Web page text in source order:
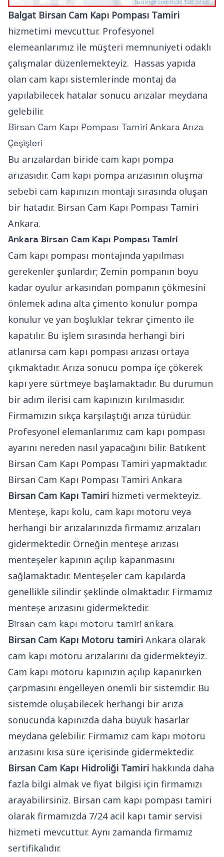
Balgat Birsan Cam Kapı Pompası Tamiri
hizmetimi mevcuttur. Profesyonel
elemeanlarımız ile müşteri memnuniyeti odaklı
çalışmalar düzenlemekteyiz. Hassas yapıda
olan cam kapı sistemlerinde montaj da
yapılabilecek hatalar sonucu arızalar meydana
gelebilir.
Birsan Cam Kapı Pompası Tamiri Ankara Arıza
Çeşişleri
Bu arızalardan biride cam kapı pompa
arızasıdır. Cam kapı pompa arızasının oluşma
sebebi cam kapınızın montajı sırasında oluşan
bir hatadır. Birsan Cam Kapı Pompası Tamiri
Ankara.
Ankara Birsan Cam Kapı Pompası Tamiri
Cam kapı pompası montajında yapılması
gerekenler şunlardır; Zemin pompanın boyu
kadar oyulur arkasından pompanın çökmesini
önlemek adına alta çimento konulur pompa
konulur ve yan boşluklar tekrar çimento ile
kapatılır. Bu işlem sırasında herhangi biri
atlanırsa cam kapı pompası arızası ortaya
çıkmaktadır. Arıza sonucu pompa içe çökerek
kapı yere sürtmeye başlamaktadır. Bu durumun
bir adım ilerisi cam kapınızın kırılmasıdır.
Firmamızın sıkça karşılaştığı arıza türüdür.
Profesyonel elemanlarımız cam kapı pompası
ayarını nereden nasıl yapacağını bilir. Batıkent
Birsan Cam Kapı Pompası Tamiri yapmaktadır.
Birsan Cam Kapı Pompası Tamiri Ankara
Birsan Cam Kapı Tamiri hizmeti vermekteyiz.
Menteşe, kapı kolu, cam kapı motoru veya
herhangi bir arızalarınızda firmamız arızaları
gidermektedir. Örneğin menteşe arızası
menteşeler kapının açılıp kapanmasını
sağlamaktadır. Menteşeler cam kapılarda
genellikle silindir şeklinde olmaktadır. Firmamız
menteşe arızasını gidermektedir.
Birsan cam kapı motoru tamiri ankara
Birsan Cam Kapı Motoru tamiri Ankara olarak
cam kapı motoru arızalarını da gidermekteyiz.
Cam kapı motoru kapınızın açılıp kapanırken
çarpmasını engelleyen önemli bir sistemdir. Bu
sistemde oluşabilecek herhangi bir arıza
sonucunda kapınızda daha büyük hasarlar
meydana gelebilir. Firmamız cam kapı motoru
arızasını kısa süre içerisinde gidermektedir.
Birsan Cam Kapı Hidroliği Tamiri hakkında daha
fazla bilgi almak ve fiyat bilgisi için firmamızı
arayabilirsiniz. Birsan cam kapı pompası tamiri
olarak firmamızda 7/24 acil kapı tamir servisi
hizmeti mevcuttur. Aynı zamanda firmamız
sertifikalıdır.